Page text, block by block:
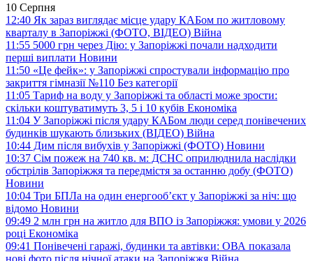
10 Серпня
12:40 Як зараз виглядає місце удару КАБом по житловому
кварталу в Запоріжжі (ФОТО, ВІДЕО) Війна
11:55 5000 грн через Дію: у Запоріжжі почали надходити
перші виплати Новини
11:50 «Це фейк»: у Запоріжжі спростували інформацію про
закриття гімназії №110 Без категорії
11:05 Тариф на воду у Запоріжжі та області може зрости:
скільки коштуватимуть 3, 5 і 10 кубів Економіка
11:04 У Запоріжжі після удару КАБом люди серед понівечених
будинків шукають близьких (ВІДЕО) Війна
10:44 Дим після вибухів у Запоріжжі (ФОТО) Новини
10:37 Сім пожеж на 740 кв. м: ДСНС оприлюднила наслідки
обстрілів Запоріжжя та передмістя за останню добу (ФОТО)
Новини
10:04 Три БПЛа на один енергооб’єкт у Запоріжжі за ніч: що
відомо Новини
09:49 2 млн грн на житло для ВПО із Запоріжжя: умови у 2026
році Економіка
09:41 Понівечені гаражі, будинки та автівки: ОВА показала
нові фото після нічної атаки на Запоріжжя Війна